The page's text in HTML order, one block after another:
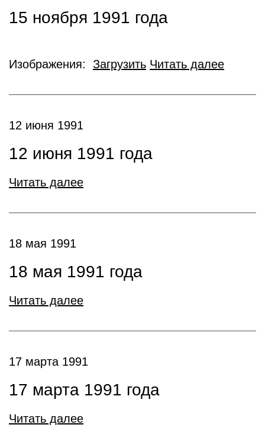
15 ноября 1991 года
Изображения: Загрузить Читать далее
12 июня 1991
12 июня 1991 года
Читать далее
18 мая 1991
18 мая 1991 года
Читать далее
17 марта 1991
17 марта 1991 года
Читать далее